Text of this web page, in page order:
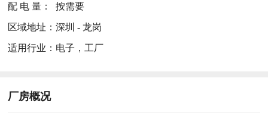
配 电 量： 按需要
区域地址：深圳 - 龙岗
适用行业： 电子，工厂
厂房概况